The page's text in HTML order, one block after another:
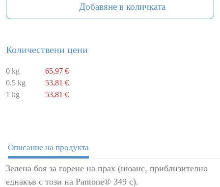
Добавяне в количката
Количествени цени
0 kg
65,97 €
0.5 kg
53,81 €
1 kg
53,81 €
Описание на продукта
Зелена боя за горене на прах (нюанс, приблизително
еднакъв с този на Pantone® 349 c).